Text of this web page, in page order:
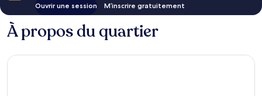
Ouvrir une session M’inscrire gratuitement
À propos du quartier